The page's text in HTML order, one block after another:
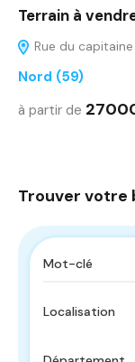
Terrain à
Rue du
Nord (59)
à partir de
Trouver votre
Localisation